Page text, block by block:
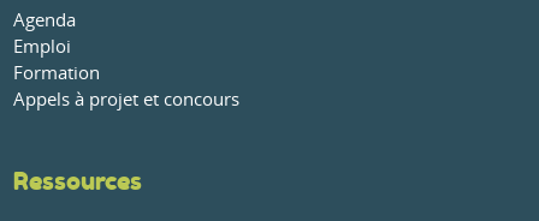
Agenda
Emploi
Formation
Appels à projet et concours
Ressources